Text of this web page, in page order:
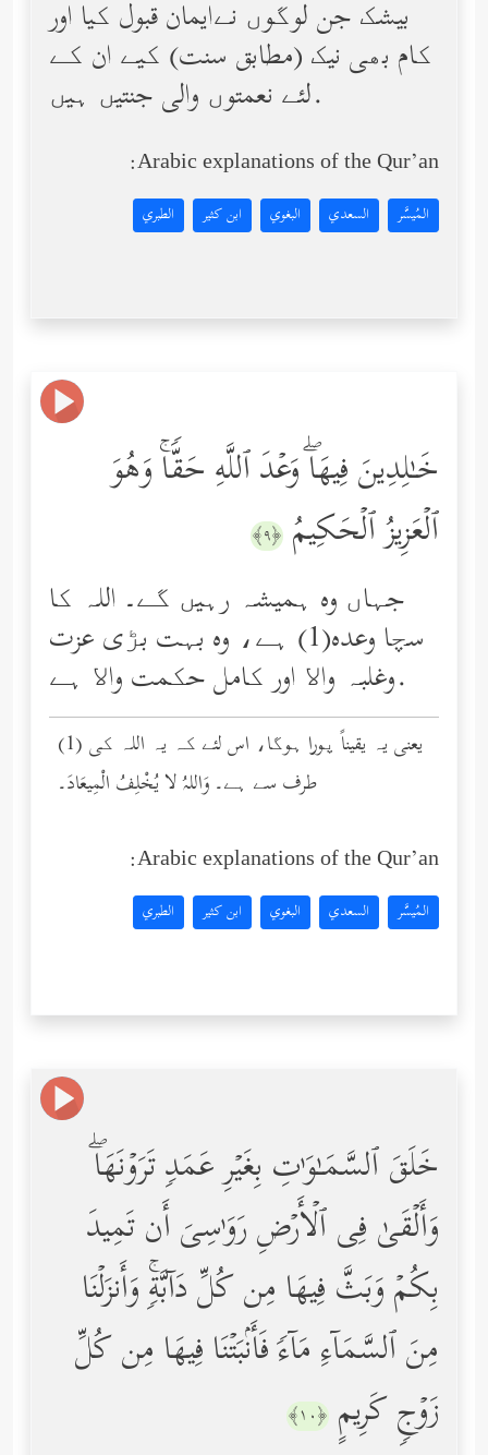
بیشک جن لوگوں نےایمان قبول کیا اور
کام بھی نیک (مطابق سنت) کیے ان کے
لئے نعمتوں والی جنتیں ہیں.
Arabic explanations of the Qur’an:
المُيسَّر السعدي البغوي ابن كثير الطبري
خَـٰلِدِینَ فِیهَاۖ وَعۡدَ ٱللَّهِ حَقࣰّاۚ وَهُوَ
ٱلۡعَزِیزُ ٱلۡحَكِیمُ ﴿٩﴾
جہاں وه ہمیشہ رہیں گے۔ اللہ کا
سچا وعده(1) ہے، وه بہت بڑی عزت
وغلبہ واﻻ اور کامل حکمت واﻻ ہے.
(1) یعنی یہ یقیناً پورا ہوگا، اس لئے کہ یہ اللہ کی
طرف سے ہے۔ وَاللهُ لا يُخْلِفُ الْمِيعَادَ۔
Arabic explanations of the Qur’an:
المُيسَّر السعدي البغوي ابن كثير الطبري
خَلَقَ ٱلسَّمَـٰوَ ٰ⁠تِ بِغَیۡرِ عَمَدࣲ تَرَوۡنَهَاۖ
وَأَلۡقَىٰ فِی ٱلۡأَرۡضِ رَوَ ٰ⁠سِیَ أَن تَمِیدَ
بِكُمۡ وَبَثَّ فِیهَا مِن كُلِّ دَاۤبَّةࣲۚ وَأَنزَلۡنَا
مِنَ ٱلسَّمَاۤءِ مَاۤءࣰ فَأَنۢبَتۡنَا فِیهَا مِن كُلِّ
زَوۡجࣲ كَرِیمٍ ﴿١٠﴾